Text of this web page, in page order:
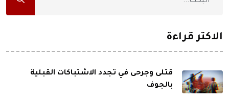
الاكثر قراءة
قتلى وجرحى في تجدد الاشتباكات القبلية
بالجوف